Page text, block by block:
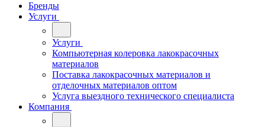
Бренды
Услуги
Услуги
Компьютерная колеровка лакокрасочных
материалов
Поставка лакокрасочных материалов и
отделочных материалов оптом
Услуга выездного технического специалиста
Компания